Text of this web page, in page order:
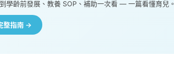
學齡前發展、教養 SOP、補助一次看 — 一篇看懂育兒。
整指南 →